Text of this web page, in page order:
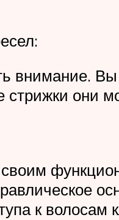
внимание.
они
своим
к волосам